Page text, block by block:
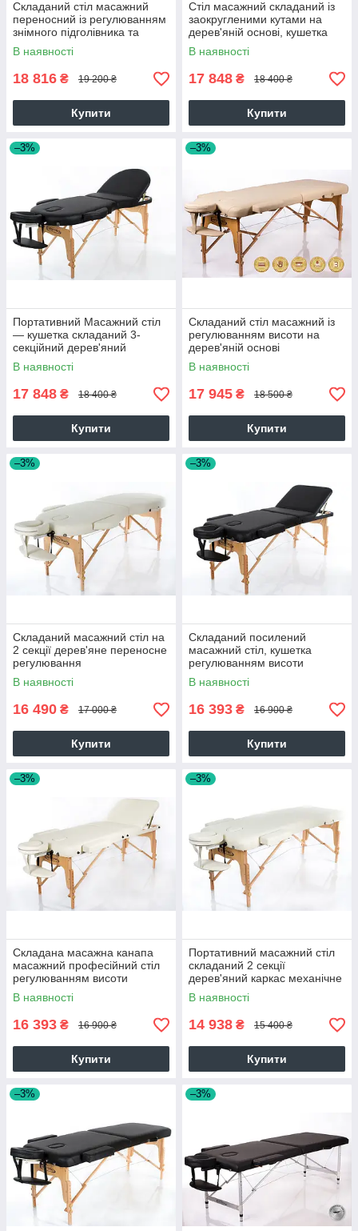
Складаний стіл масажний
переносний із регулюванням
знімного підголівника та
заокругленими кутами
RESTPRO VIP 4
В наявності
18 816 ₴ 19 200 ₴
Купити
Стіл масажний складаний із
заокругленими кутами на
дерев'яній основі, кушетка
RESTPRO VIP OVAL 3
Бежевий
В наявності
17 848 ₴ 18 400 ₴
Купити
–3%
Портативний Масажний стіл
— кушетка складаний 3-
секційний дерев'яний
RESTPRO VIP OVAL 3
Чорний
В наявності
17 848 ₴ 18 400 ₴
Купити
–3%
Складаний стіл масажний із
регулюванням висоти на
дерев'яній основі
двосекційний RESTPRO
Memory 2 Бежевий
В наявності
17 945 ₴ 18 500 ₴
Купити
–3%
Складаний масажний стіл на
2 секції дерев'яне переносне
регулювання
висотиRESTPRO VIP OVAL 2
Бежевий
В наявності
16 490 ₴ 17 000 ₴
Купити
–3%
Складаний посилений
масажний стіл, кушетка
регулюванням висоти
RESTPRO VIP 3 кольори
Чорний
В наявності
16 393 ₴ 16 900 ₴
Купити
–3%
Складана масажна канапа
масажний професійний стіл
регулюванням висоти
RESTPRO VIP 3 Бежевий
В наявності
16 393 ₴ 16 900 ₴
Купити
–3%
Портативний масажний стіл
складаний 2 секції
дерев'яний каркас механічне
регулювання RESTPRO VIP 2
ваніль
В наявності
14 938 ₴ 15 400 ₴
Купити
–3% –3%